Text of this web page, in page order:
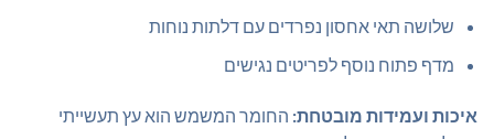
שלושה תאי אחסון נפרדים עם דלתות נוחות
מדף פתוח נוסף לפריטים נגישים
איכות ועמידות מובטחת: החומר המשמש הוא עץ תעשייתי